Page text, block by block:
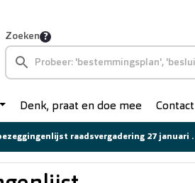
Zoeken
Denk, praat en doe mee Contact
raadsvergadering 27 januari 2026